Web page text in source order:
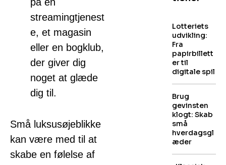
streamingtjenest
e, et magasin
eller en bogklub,
der giver dig
noget at glæde
dig til.
Små luksusøjeblikke
kan være med til at
skabe en følelse af
Lotteriets
udvikling:
Fra
papirbillett
er til
digitale spil
Brug
gevinsten
klogt: Skab
små
hverdagsgl
æder